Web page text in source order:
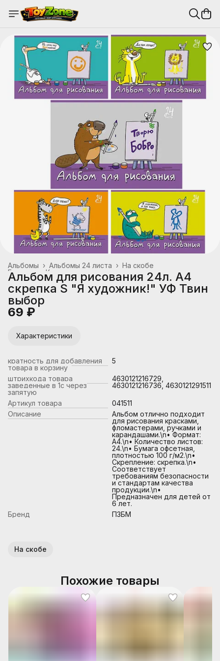
На скобе
Альбомы 24 листа ›
Альбомы ›
Канцтовары, школьные принадлежности
Главная
Альбом для рисования 24л. А4
скрепка S "Я художник!" УФ Твин
выбор
69 ₽
Характеристики
кратность для добавления
товара в корзину
5
штрихкода товара
заведенные в 1с через
запятую
4630121216729,
4630121216736, 4630121291511
Артикул товара
041511
Описание
Альбом отлично подходит
для рисования красками,
фломастерами, ручками и
карандашами.\n• Формат:
А4.\n• Количество листов:
24.\n• Бумага офсетная,
плотностью 100 г/м2.\n•
Скрепление: скрепка.\n•
Соответствует
требованиям безопасности
и стандартам качества
продукции.\n•
Предназначен для детей от
6 лет.
Бренд
ПЗБМ
На скобе
Похожие товары